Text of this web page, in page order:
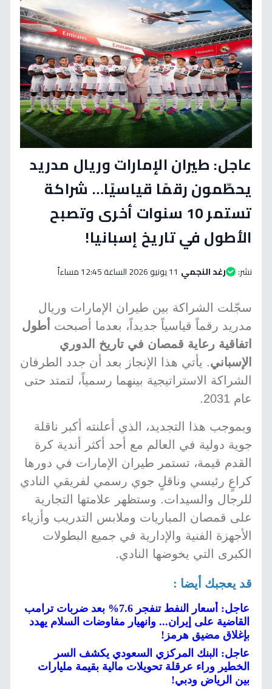
عاجل: طيران الإمارات وريال مدريد
يحطّمون رقمًا قياسيًا… شراكة
تستمر 10 سنوات أخرى وتصبح
الأطول في تاريخ إسبانيا!
نشر: رغد النجمي 11 يونيو 2026 الساعة 12:45 مساءاً
سجّلت الشراكة بين طيران الإمارات وريال
مدريد رقماً قياسياً جديداً، بعدما أصبحت أطول
اتفاقية رعاية قمصان في تاريخ الدوري
الإسباني. يأتي هذا الإنجاز بعد أن جدد الطرفان
الشراكة الاستراتيجية بينهما رسمياً، لتمتد حتى
عام 2031.
وبموجب هذا التجديد، الذي أعلنته أكبر ناقلة
جوية دولية في العالم مع أحد أكثر أندية كرة
القدم قيمة، تستمر طيران الإمارات في دورها
كراعٍ رئيسي وناقلٍ جوي رسمي لفريقي النادي
للرجال والسيدات. وستظهر علامتها التجارية
على قمصان المباريات وملابس التدريب وأزياء
الأجهزة الفنية والإدارية في جميع البطولات
الكبرى التي يخوضها النادي.
قد يعجبك أيضا :
عاجل: أسعار النفط تنفجر 7.6% بعد ضربات ترامب
القاضية على إيران... وانهيار مفاوضات السلام يهدد
بإغلاق مضيق هرمز!
عاجل: البنك المركزي السعودي يكشف السر
الخطير وراء عرقلة تحويلات مالية بقيمة مليارات
بين الرياض ودبي!